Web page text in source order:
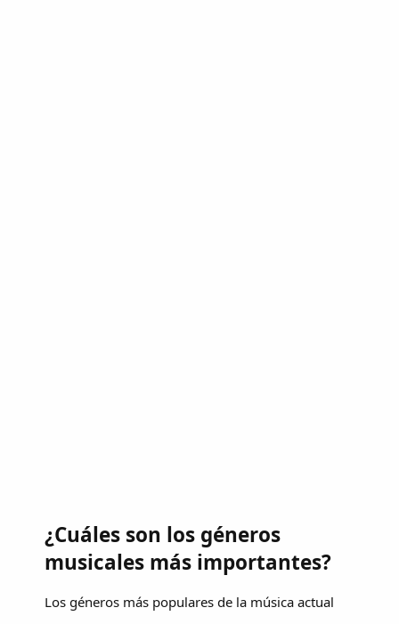
¿Cuáles son los géneros
musicales más importantes?
Los géneros más populares de la música actual